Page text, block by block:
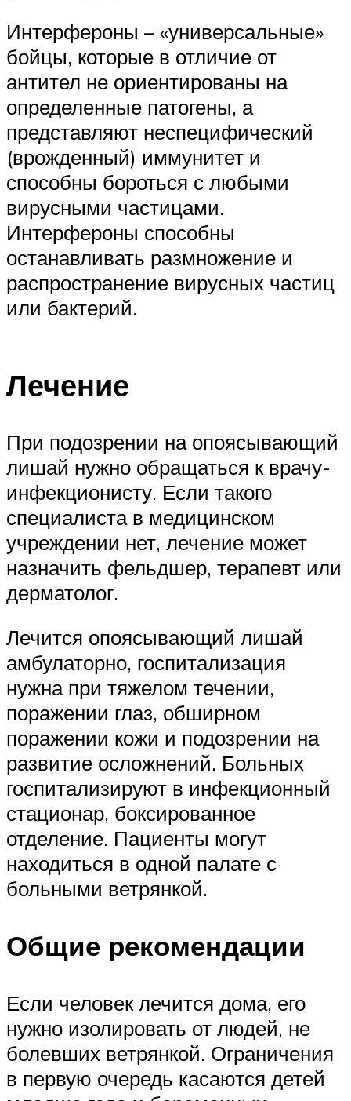
Интерфероны – «универсальные»
бойцы, которые в отличие от
антител не ориентированы на
определенные патогены, а
представляют неспецифический
(врожденный) иммунитет и
способны бороться с любыми
вирусными частицами.
Интерфероны способны
останавливать размножение и
распространение вирусных частиц
или бактерий.
Лечение
При подозрении на опоясывающий
лишай нужно обращаться к врачу-
инфекционисту. Если такого
специалиста в медицинском
учреждении нет, лечение может
назначить фельдшер, терапевт или
дерматолог.
Лечится опоясывающий лишай
амбулаторно, госпитализация
нужна при тяжелом течении,
поражении глаз, обширном
поражении кожи и подозрении на
развитие осложнений. Больных
госпитализируют в инфекционный
стационар, боксированное
отделение. Пациенты могут
находиться в одной палате с
больными ветрянкой.
Общие рекомендации
Если человек лечится дома, его
нужно изолировать от людей, не
болевших ветрянкой. Ограничения
в первую очередь касаются детей